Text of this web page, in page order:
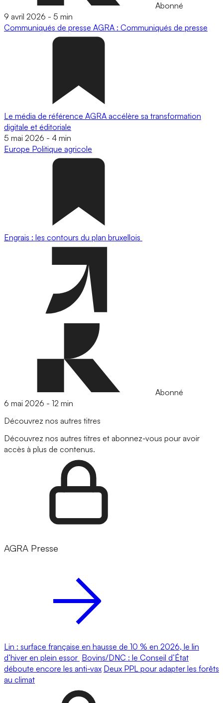
Abonné
9 avril 2026 - 5 min
Communiqués de presse AGRA : Communiqués de presse
Le média de référence AGRA accélère sa transformation
digitale et éditoriale
5 mai 2026 - 4 min
Europe Politique agricole
Engrais : les contours du plan bruxellois
Abonné
6 mai 2026 - 12 min
Découvrez nos autres titres
Découvrez nos autres titres et abonnez-vous pour avoir
accès à plus de contenus.
AGRA Presse
Lin : surface française en hausse de 10 % en 2026, le lin
d’hiver en plein essor Bovins/DNC : le Conseil d’État
déboute encore les anti-vax Deux PPL pour adapter les forêts
au climat